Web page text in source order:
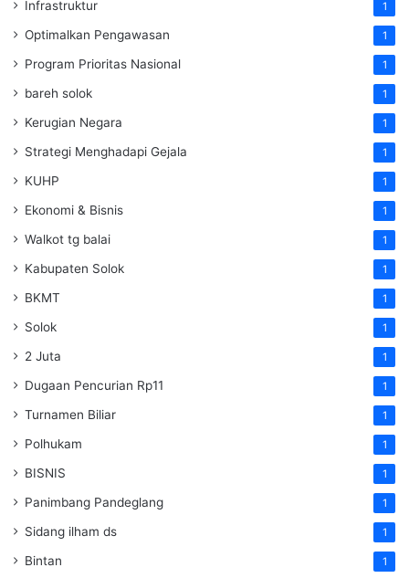
Infrastruktur 1
Optimalkan Pengawasan 1
Program Prioritas Nasional 1
bareh solok 1
Kerugian Negara 1
Strategi Menghadapi Gejala 1
KUHP 1
Ekonomi & Bisnis 1
Walkot tg balai 1
Kabupaten Solok 1
BKMT 1
Solok 1
2 Juta 1
Dugaan Pencurian Rp11 1
Turnamen Biliar 1
Polhukam 1
BISNIS 1
Panimbang Pandeglang 1
Sidang ilham ds 1
Bintan 1